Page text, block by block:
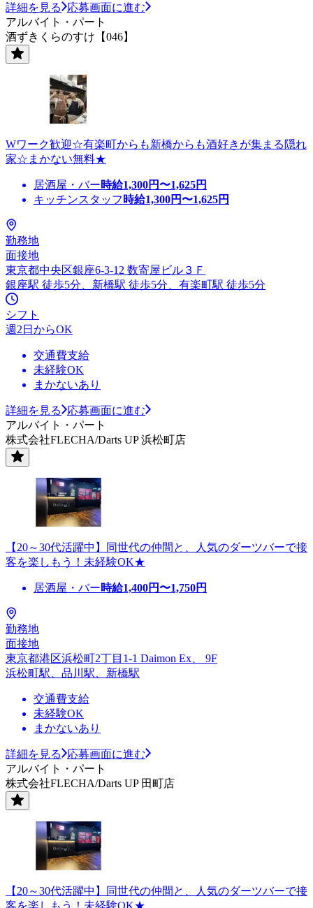
詳細を見る
応募画面に進む
アルバイト・パート
酒ずきくらのすけ【046】
Wワーク歓迎☆有楽町からも新橋からも酒好きが集まる隠れ
家☆まかない無料★
居酒屋・バー時給1,300円〜1,625円
キッチンスタッフ 時給1,300円〜1,625円
勤務地
面接地
東京都中央区銀座6-3-12 数寄屋ビル３Ｆ
銀座駅 徒歩5分、新橋駅 徒歩5分、有楽町駅 徒歩5分
シフト
週2日からOK
交通費支給
未経験OK
まかないあり
詳細を見る
応募画面に進む
アルバイト・パート
株式会社FLECHA/Darts UP 浜松町店
【20～30代活躍中】同世代の仲間と、人気のダーツバーで接
客を楽しもう！未経験OK★
居酒屋・バー時給1,400円〜1,750円
勤務地
面接地
東京都港区浜松町2丁目1-1 Daimon Ex、 9F
浜松町駅、品川駅、新橋駅
交通費支給
未経験OK
まかないあり
詳細を見る
応募画面に進む
アルバイト・パート
株式会社FLECHA/Darts UP 田町店
【20～30代活躍中】同世代の仲間と、人気のダーツバーで接
客を楽しもう！未経験OK★